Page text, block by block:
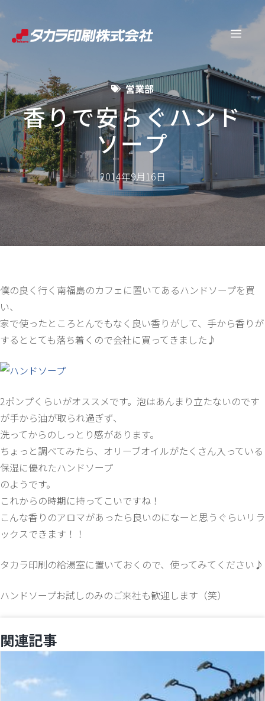
ン
ツ
へ
ス
キ
ッ
プ
メ
ニ
ュ
営業部
香りで安らぐハンド
ソープ
2014年9月16日
僕の良く行く南福島のカフェに置いてあるハンドソープを買
い、
家で使ったところとんでもなく良い香りがして、手から香りが
するととても落ち着くので会社に買ってきました♪
2ポンプくらいがオススメです。泡はあんまり立たないのです
が手から油が取られ過ぎず、
洗ってからのしっとり感があります。
ちょっと調べてみたら、オリーブオイルがたくさん入っている
保湿に優れたハンドソープ
のようです。
これからの時期に持ってこいですね！
こんな香りのアロマがあったら良いのになーと思うぐらいリラ
ックスできます！！
タカラ印刷の給湯室に置いておくので、使ってみてください♪
ハンドソープお試しのみのご来社も歓迎します（笑）
関連記事